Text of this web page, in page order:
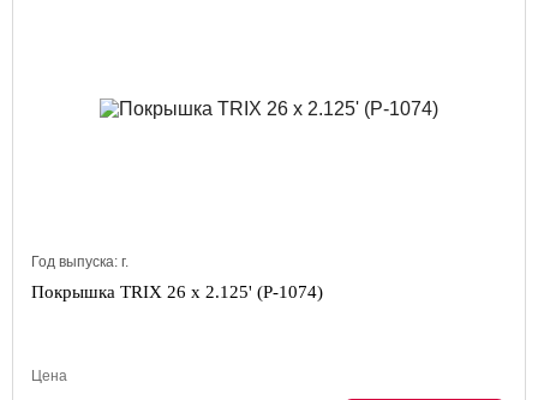
Год выпуска: г.
Покрышка TRIX 26 x 2.125' (P-1074)
Цена